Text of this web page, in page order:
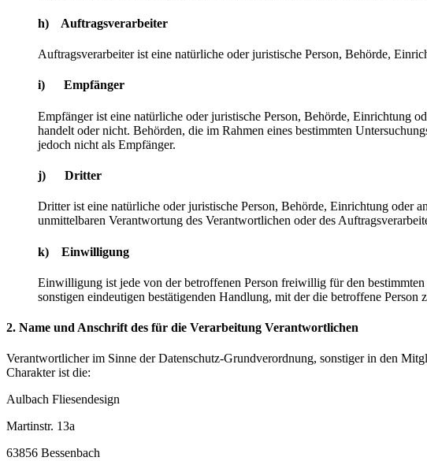
h) Auftragsverarbeiter
Auftragsverarbeiter ist eine natürliche oder juristische Person, Behörde,
i) Empfänger
Empfänger ist eine natürliche oder juristische Person, Behörde, Einrichtung
handelt oder nicht. Behörden, die im Rahmen eines bestimmten
jedoch nicht als Empfänger.
j) Dritter
Dritter ist eine natürliche oder juristische Person, Behörde, Einrichtung oder
unmittelbaren Verantwortung des Verantwortlichen oder des
k) Einwilligung
Einwilligung ist jede von der betroffenen Person freiwillig für den
sonstigen eindeutigen bestätigenden Handlung, mit der die betroffene
2. Name und Anschrift des für die Verarbeitung Verantwortlichen
Verantwortlicher im Sinne der Datenschutz-Grundverordnung, sonstiger in den
Charakter ist die:
Aulbach Fliesendesign
Martinstr. 13a
63856 Bessenbach